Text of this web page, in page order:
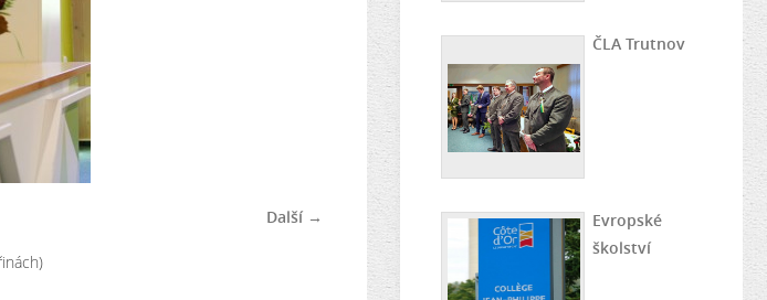
Další →
ČLA Trutnov
Evropské
školství